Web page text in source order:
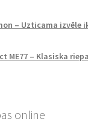
– Uzticama izvēle
ME77 – Klasiska
online